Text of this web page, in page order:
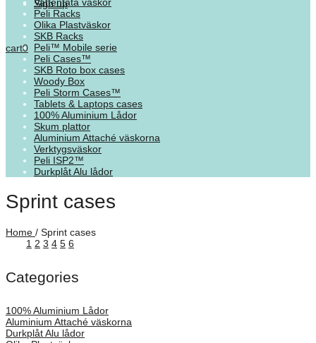
Sign up
cart0
Peli Racks
Olika Plastväskor
SKB Racks
Peli™ Mobile serie
Peli Cases™
SKB Roto box cases
Woody Box
Peli Storm Cases™
Tablets & Laptops cases
100% Aluminium Lådor
Skum plattor
Aluminium Attaché väskorna
Verktygsväskor
Peli ISP2™
Durkplåt Alu lådor
Sprint cases
Home / Sprint cases
1 2 3 4 5 6
Categories
100% Aluminium Lådor
Aluminium Attaché väskorna
Durkplåt Alu lådor